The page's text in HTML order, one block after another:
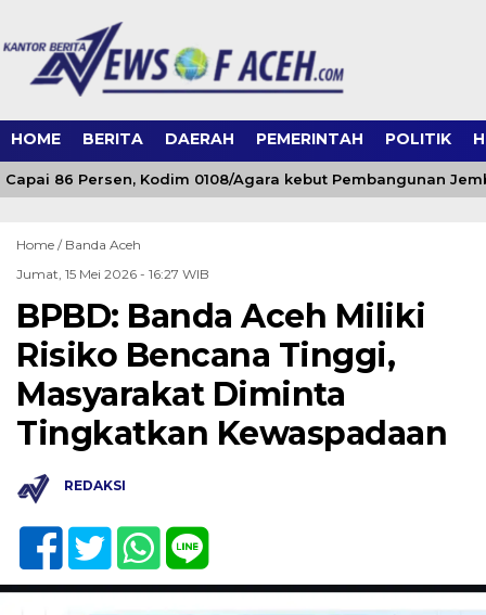
HOME BERITA DAERAH PEMERINTAH POLITIK
86 Persen, Kodim 0108/Agara kebut Pembangunan
Home / Banda Aceh
Jumat, 15 Mei 2026 - 16:27 WIB
BPBD: Banda Aceh Miliki
Risiko Bencana Tinggi,
Masyarakat Diminta
Tingkatkan Kewaspadaan
REDAKSI